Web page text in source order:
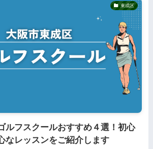
東成区
ルフスクールおすすめ４選！初心
なレッスンをご紹介します